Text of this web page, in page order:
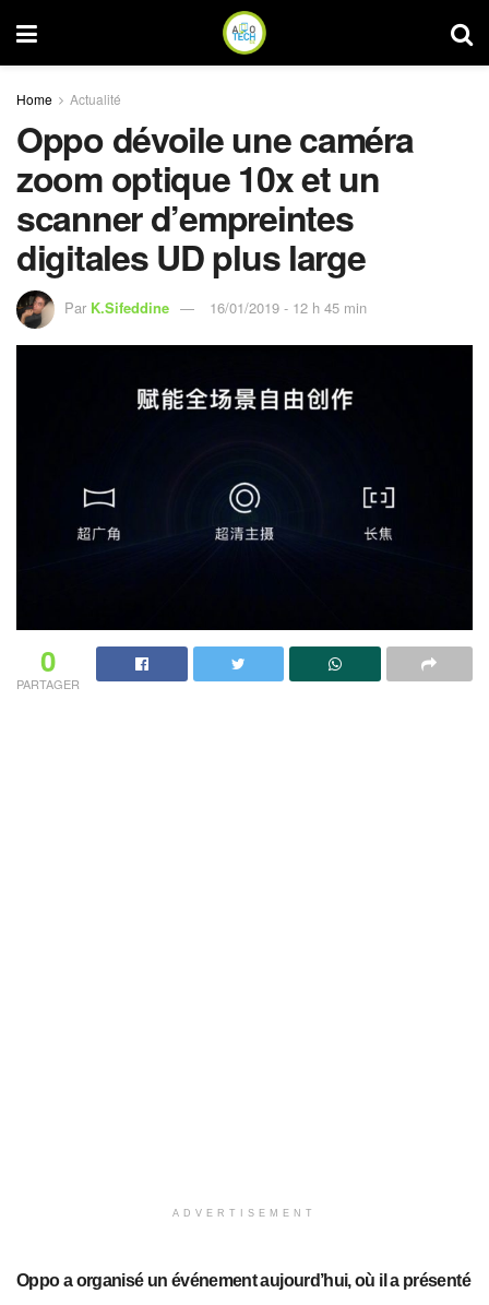
Home Actualité
Oppo dévoile une caméra
zoom optique 10x et un
scanner d’empreintes
digitales UD plus large
Par K.Sifeddine 16/01/2019 - 12 h 45 min
0
PARTAGER
ADVERTISEMENT
Oppo a organisé un événement aujourd’hui, où il a présenté